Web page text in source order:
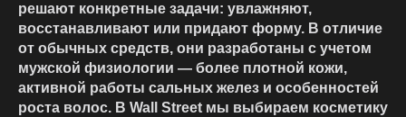
решают конкретные задачи: увлажняют,
восстанавливают или придают форму. В отличие
от обычных средств, они разработаны с учетом
мужской физиологии — более плотной кожи,
активной работы сальных желез и особенностей
роста волос. В Wall Street мы выбираем косметику